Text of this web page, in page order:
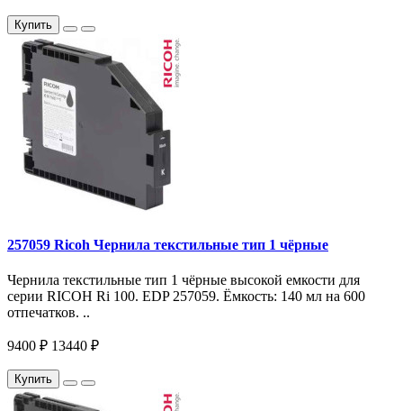
Купить
257059 Ricoh Чернила текстильные тип 1 чёрные
Чернила текстильные тип 1 чёрные высокой емкости для
серии RICOH Ri 100. EDP 257059. Ёмкость: 140 мл на 600
отпечатков. ..
9400 ₽ 13440 ₽
Купить